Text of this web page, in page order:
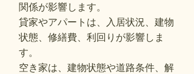
関係が影響します。
貸家やアパートは、入居状況、建物
状態、修繕費、利回りが影響しま
す。
空き家は、建物状態や道路条件、解